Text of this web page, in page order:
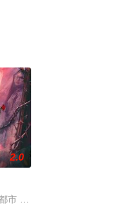
境中步步破局，与“醋精”
奚圆（姜贞羽 饰）因意
2.0
市 海南越酷文化传媒有限